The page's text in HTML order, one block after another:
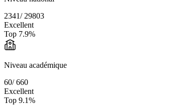
2341/ 29803
Excellent
Top 7.9%
Niveau académique
60/660
Excellent
Top 9.1%